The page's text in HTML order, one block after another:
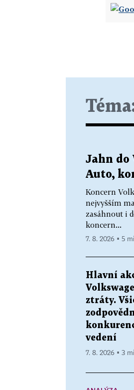
Jahn do
Auto,
Koncern
nejvyšším
zasáhnout i
koncern...
7. 8. 2026 ▪ 5
Hlavní
ztráty.
vedení
7. 8. 2026 ▪ 3